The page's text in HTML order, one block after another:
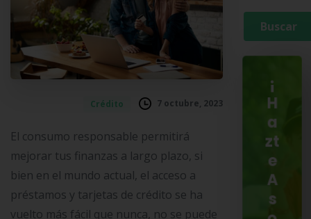
Crédito 7 octubre, 2023
El consumo responsable permitirá
mejorar tus finanzas a largo plazo, si
bien en el mundo actual, el acceso a
préstamos y tarjetas de crédito se ha
vuelto más fácil que nunca, no se puede
¡
H
a
zt
e
A
s